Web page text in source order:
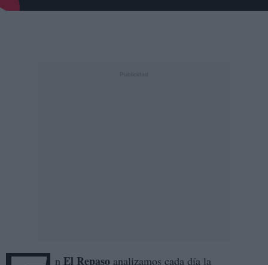
n El Repaso analizamos cada día la